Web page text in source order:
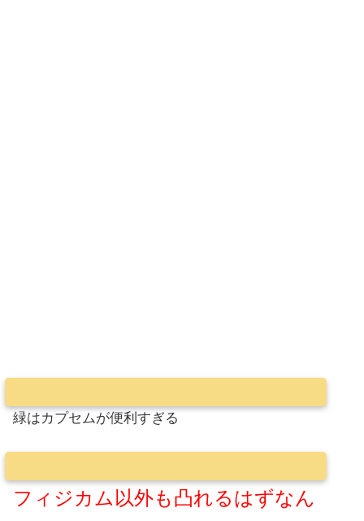
緑はカプセムが便利すぎる
フィジカム以外も凸れるはずなん